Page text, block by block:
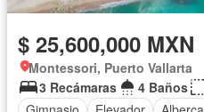
$ 25,600,000 MXN
Montessori, Puerto Vallarta
3 Recámaras
4 Baños